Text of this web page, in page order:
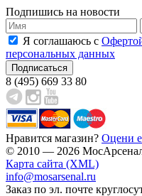
Подпишиcь на новости
Я соглашаюсь с
персональных данных
8 (495) 669 33 80
Нравится магазин? Оцени
© 2010 — 2026
Карта сайта (XML)
info@mosarsenal.ru
Заказ по эл. почте